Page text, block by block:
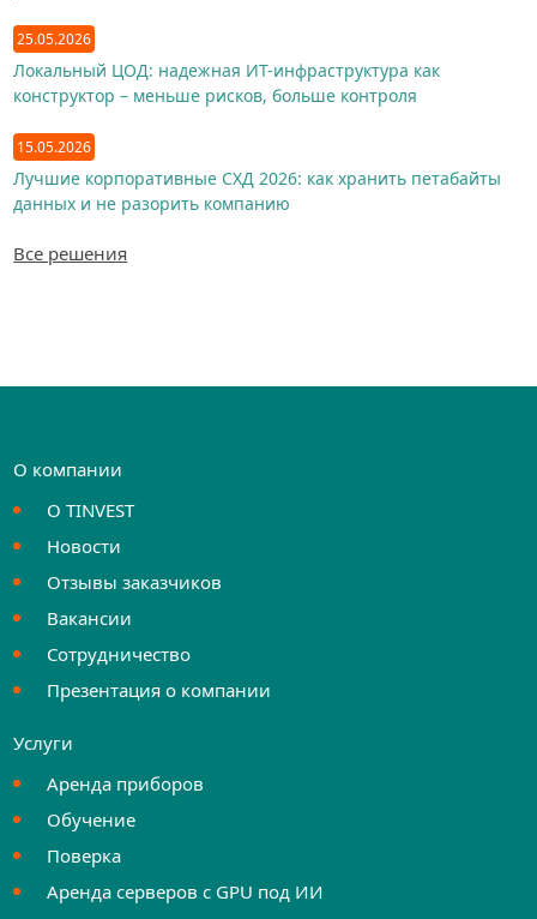
25.05.2026
Локальный ЦОД: надежная ИТ-инфраструктура как
конструктор – меньше рисков, больше контроля
15.05.2026
Лучшие корпоративные СХД 2026: как хранить петабайты
данных и не разорить компанию
Все решения
О компании
О TINVEST
Новости
Отзывы заказчиков
Вакансии
Сотрудничество
Презентация о компании
Услуги
Аренда приборов
Обучение
Поверка
Аренда серверов с GPU под ИИ